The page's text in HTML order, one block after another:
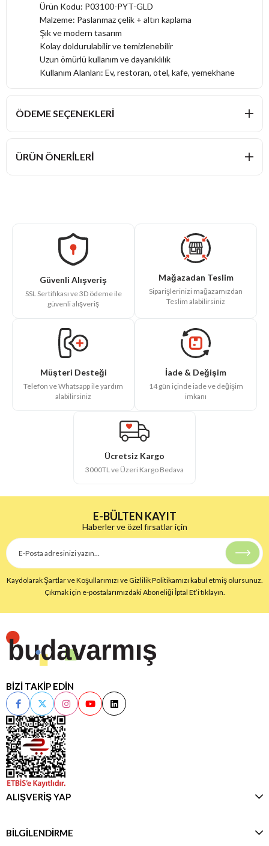
Ürün Kodu: P03100-PYT-GLD
Malzeme: Paslanmaz çelik + altın kaplama
Şık ve modern tasarım
Kolay doldurulabilir ve temizlenebilir
Uzun ömürlü kullanım ve dayanıklılık
Kullanım Alanları: Ev, restoran, otel, kafe, yemekhane
ÖDEME SEÇENEKLERI
ÜRÜN ÖNERILERI
Güvenli Alışveriş
SSL Sertifikası ve 3D ödeme ile
güvenli alışveriş
Mağazadan Teslim
Siparişlerinizi mağazamızdan
Teslim alabilirsiniz
Müşteri Desteği
Telefon ve Whatsapp ile yardım
alabilirsiniz
İade & Değişim
14 gün içinde iade ve değişim
imkanı
Ücretsiz Kargo
3000TL ve Üzeri Kargo Bedava
E-BÜLTEN KAYIT
Haberler ve özel fırsatlar için
Kaydolarak Şartlar ve Koşullarımızı ve Gizlilik Politikamızı kabul etmiş olursunuz.
Çıkmak için e-postalarımızdaki Aboneliği İptal Et’i tıklayın.
BİZİ TAKİP EDİN
ALIŞVERİŞ YAP
BİLGİLENDİRME